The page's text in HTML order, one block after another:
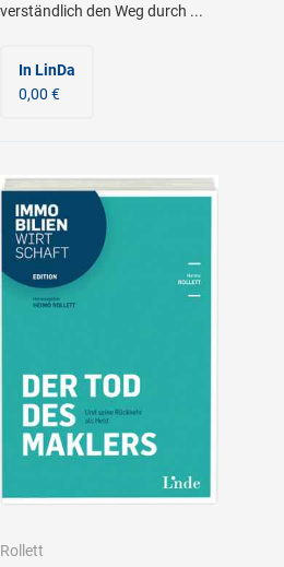
verständlich den Weg durch ...
In LinDa
0,00 €
Rollett